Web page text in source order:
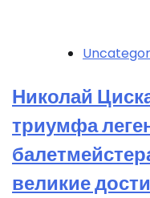
Николай
триумфа
великие